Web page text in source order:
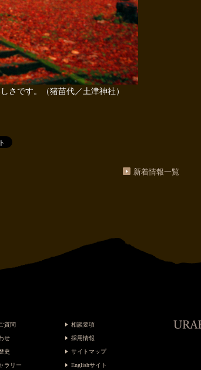
さです。（猪苗代／土津神社）
新着情報一覧
質問
せ
史
ラリー
相談要項
採用情報
サイトマップ
Englishサイト